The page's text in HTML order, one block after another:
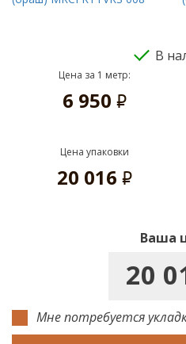
В
Цена за 1 метр:
6 950 руб.
Цена упаковки
20 016 руб.
Ваша
20
Мне потребуется